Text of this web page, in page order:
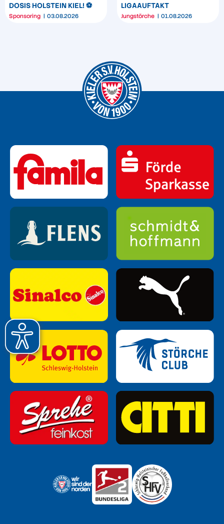
DOSIS HOLSTEIN KIEL! ⚽️
Sponsoring 03.08.2026
LIGAAUFTAKT
Jungstörche 01.08.2026